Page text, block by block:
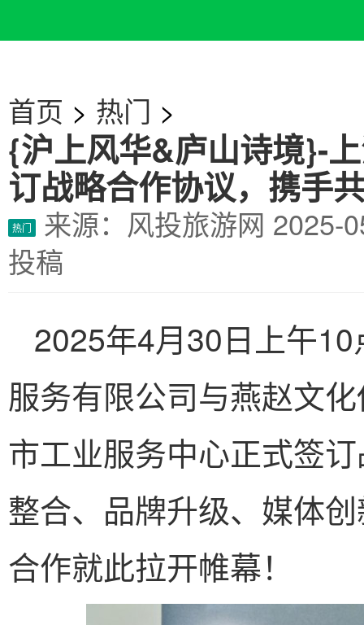
首页 > 热门 >
{沪上风华&庐山诗境}-
订战略合作协议，携手
热门 来源：风投旅游网 2025-
投稿
2025年4月30日上午
服务有限公司与燕赵文
市工业服务中心正式签
整合、品牌升级、媒体
合作就此拉开帷幕！